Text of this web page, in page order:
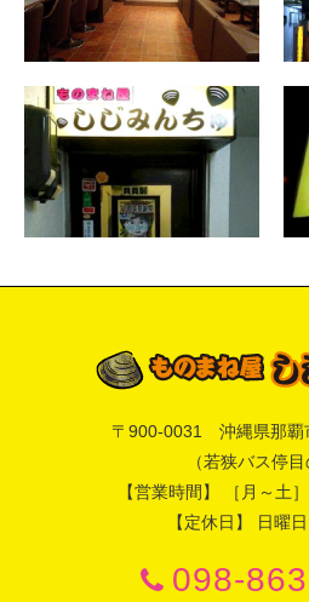
〒 900-0031 沖縄県那覇
（若狭バス停目
【営業時間】 ［月～土
【定休日】 日曜
098-